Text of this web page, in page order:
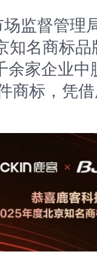
督管理
知名商标
余家企业中
商标，凭